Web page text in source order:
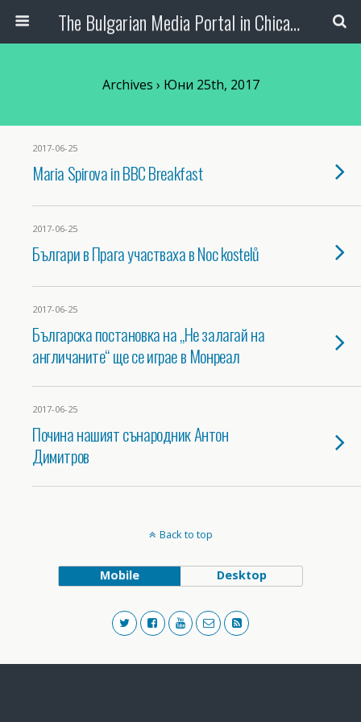
The Bulgarian Media Portal in Chicago
Archives › Юни 25th, 2017
2017-06-25
Maria Spirova in BBC Breakfast
2017-06-25
Българи в Прага участваха в Noc kostelů
2017-06-25
Българска постановка на „Не залагай на
англичаните“ ще се играе в Монреал
2017-06-25
Почина нашият сънародник Антон
Димитров
Back to top
Mobile Desktop